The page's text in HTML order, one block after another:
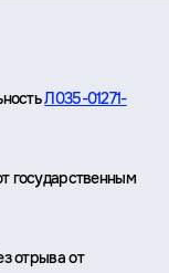
Л035-01271-
государственным
отрыва от